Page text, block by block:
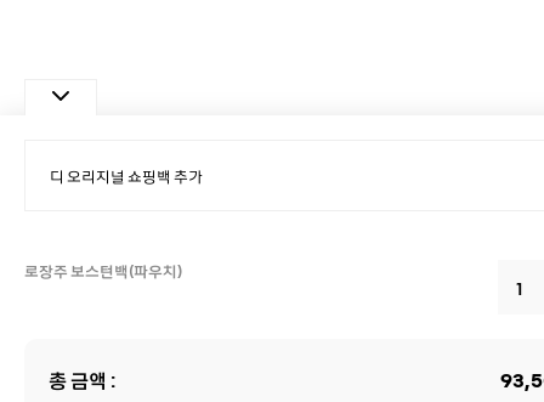
로장주 보스턴백(파우치)
총 금액 :